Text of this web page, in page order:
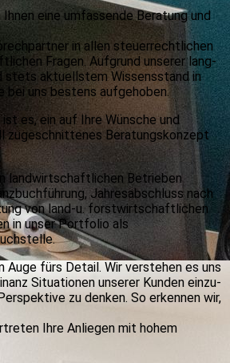
eine umfassende Beratung und
in allen steuer­rechtlichen
Fragen. Aufgrund unserer lang­
stets ak­tuells­tem Wissensstand in
bei uns bestens aufgehoben.
es, ein auf Ihre Wünsche und
zu­ge­schnit­tenes Be­ra­tungs­kon­zept
landwirtschaftlichen Betrieben
Jahresabschluss nach
von land-u. forstwirtschaftlichen
in unser Portfolio als
Auge fürs Detail. Wir verstehen es uns
Situationen unserer Kun­den ein­zu­
zu denken. So erkennen wir,
Ihre Anliegen mit hohem